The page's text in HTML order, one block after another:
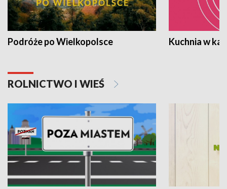
Podróże po Wielkopolsce Kuchnia w
ROLNICTWO I WIEŚ